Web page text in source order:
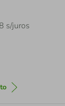
s/juros